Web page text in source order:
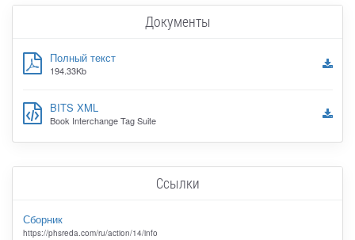
Документы
Полный текст
194.33Kb
BITS XML
Book Interchange Tag Suite
Ссылки
Сборник
https://phsreda.com/ru/action/14/info